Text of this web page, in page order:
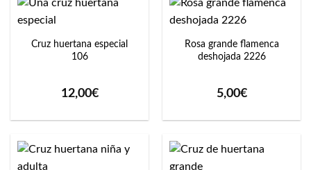
Cruz huertana especial
106
12,00€
Rosa grande flamenca
deshojada 2226
5,00€